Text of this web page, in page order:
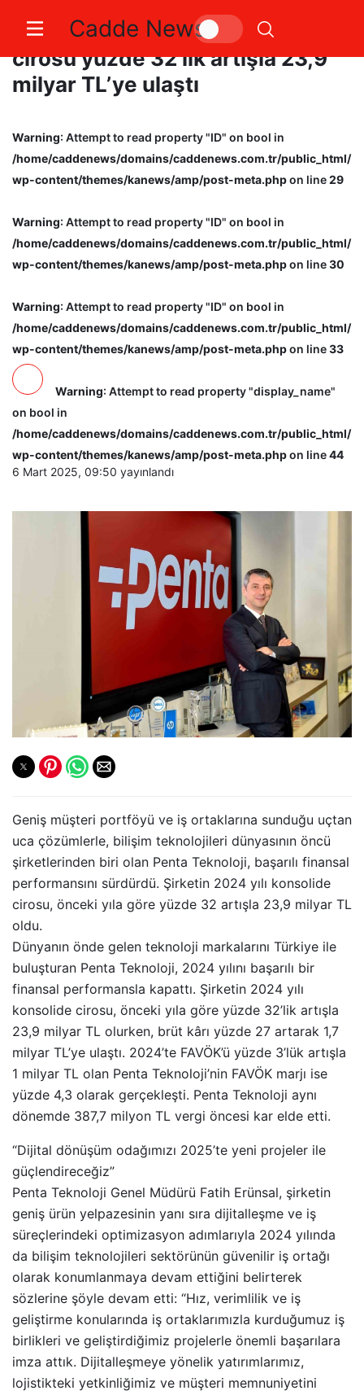
Cadde News
Penta Teknoloji’nin 2024 yılı
cirosu yüzde 32’lik artışla 23,9
milyar TL’ye ulaştı
Warning: Attempt to read property "ID" on bool in
/home/caddenews/domains/caddenews.com.tr/public_html/
wp-content/themes/kanews/amp/post-meta.phpon line29
Warning: Attempt to read property "ID" on bool in
/home/caddenews/domains/caddenews.com.tr/public_html/
wp-content/themes/kanews/amp/post-meta.phpon line30
Warning: Attempt to read property "ID" on bool in
/home/caddenews/domains/caddenews.com.tr/public_html/
wp-content/themes/kanews/amp/post-meta.phpon line33
Warning: Attempt to read property "display_name"
on bool in
/home/caddenews/domains/caddenews.com.tr/public_html/
wp-content/themes/kanews/amp/post-meta.phpon line44
6 Mart 2025, 09:50 yayınlandı
Geniş müşteri portföyü ve iş ortaklarına sunduğu uçtan
uca çözümlerle, bilişim teknolojileri dünyasının öncü
şirketlerinden biri olan Penta Teknoloji, başarılı finansal
performansını sürdürdü. Şirketin 2024 yılı konsolide
cirosu, önceki yıla göre yüzde 32 artışla 23,9 milyar TL
oldu.
Dünyanın önde gelen teknoloji markalarını Türkiye ile
buluşturan Penta Teknoloji, 2024 yılını başarılı bir
finansal performansla kapattı. Şirketin 2024 yılı
konsolide cirosu, önceki yıla göre yüzde 32’lik artışla
23,9 milyar TL olurken, brüt kârı yüzde 27 artarak 1,7
milyar TL’ye ulaştı. 2024’te FAVÖK’ü yüzde 3’lük artışla
1 milyar TL olan Penta Teknoloji’nin FAVÖK marjı ise
yüzde 4,3 olarak gerçekleşti. Penta Teknoloji aynı
dönemde 387,7 milyon TL vergi öncesi kar elde etti.
“Dijital dönüşüm odağımızı 2025’te yeni projeler ile
güçlendireceğiz”
Penta Teknoloji Genel Müdürü Fatih Erünsal, şirketin
geniş ürün yelpazesinin yanı sıra dijitalleşme ve iş
süreçlerindeki optimizasyon adımlarıyla 2024 yılında
da bilişim teknolojileri sektörünün güvenilir iş ortağı
olarak konumlanmaya devam ettiğini belirterek
sözlerine şöyle devam etti: “Hız, verimlilik ve iş
geliştirme konularında iş ortaklarımızla kurduğumuz iş
birlikleri ve geliştirdiğimiz projelerle önemli başarılara
imza attık. Dijitalleşmeye yönelik yatırımlarımız,
lojistikteki yetkinliğimiz ve müşteri memnuniyetini